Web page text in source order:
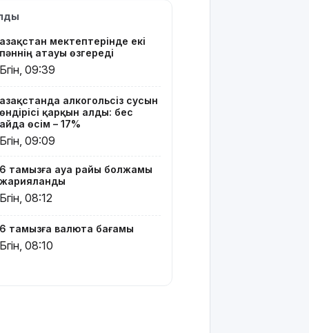
Edu
тегін
пайдалана
алады –
партиясының
кандидаты
Димаш
жаңа
әлемдік
жобасын
Қазақстандық
жүзушілер
Қазақстан мектептерінде екі
пәннің атауы өзгереді
Бүгін, 09:39
Қазақстанда алкогольсіз сусын
өндірісі қарқын алды: бес
айда өсім – 17%
Бүгін, 09:09
6 тамызға ауа райы болжамы
жарияланды
Бүгін, 08:12
6 тамызға валюта бағамы
Бүгін, 08:10